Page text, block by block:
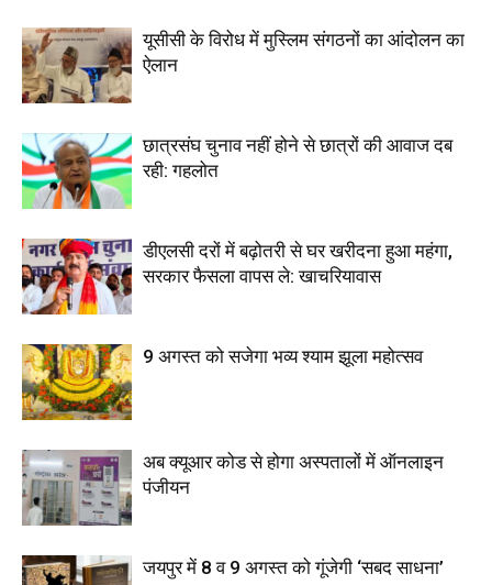
यूसीसी के विरोध में मुस्लिम संगठनों का आंदोलन का
ऐलान
छात्रसंघ चुनाव नहीं होने से छात्रों की आवाज दब
रही: गहलोत
डीएलसी दरों में बढ़ोतरी से घर खरीदना हुआ महंगा,
सरकार फैसला वापस ले: खाचरियावास
9 अगस्त को सजेगा भव्य श्याम झूला महोत्सव
अब क्यूआर कोड से होगा अस्पतालों में ऑनलाइन
पंजीयन
जयपुर में 8 व 9 अगस्त को गूंजेगी ‘सबद साधना’